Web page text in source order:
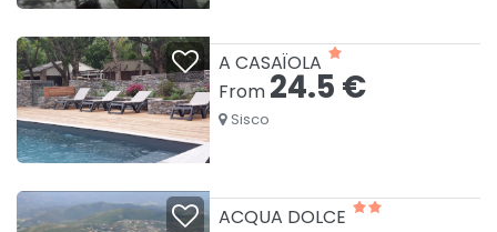
A CASAÏOLA
From 24.5 €
Sisco
ACQUA DOLCE